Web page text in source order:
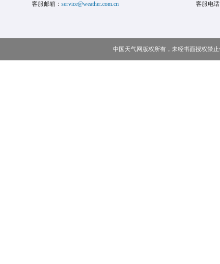
客服邮箱： service@weather.com.cn 客服电
中国天气网版权所有，未经书面授权